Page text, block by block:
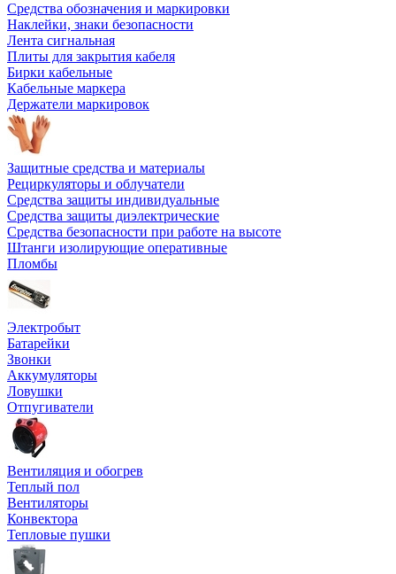
Средства обозначения и маркировки
Наклейки, знаки безопасности
Лента сигнальная
Плиты для закрытия кабеля
Бирки кабельные
Кабельные маркера
Держатели маркировок
Защитные средства и материалы
Рециркуляторы и облучатели
Средства защиты индивидуальные
Средства защиты диэлектрические
Средства безопасности при работе на высоте
Штанги изолирующие оперативные
Пломбы
Электробыт
Батарейки
Звонки
Аккумуляторы
Ловушки
Отпугиватели
Вентиляция и обогрев
Теплый пол
Вентиляторы
Конвектора
Тепловые пушки